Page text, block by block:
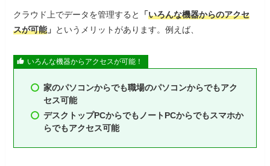
クラウド上でデータを管理すると 「いろんな機器からのアクセ
スが可能」 というメリットがあります。例えば、
いろんな機器からアクセスが可能！
家のパソコンからでも職場のパソコンからでもアク
セス可能
デスクトップPCからでもノートPCからでもスマホか
らでもアクセス可能